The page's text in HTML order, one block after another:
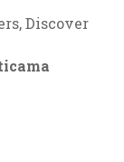
Discover